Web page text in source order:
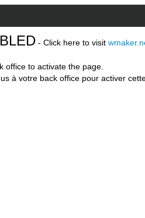
- Click here to visit
office to activate the page.
à votre back office pour activer